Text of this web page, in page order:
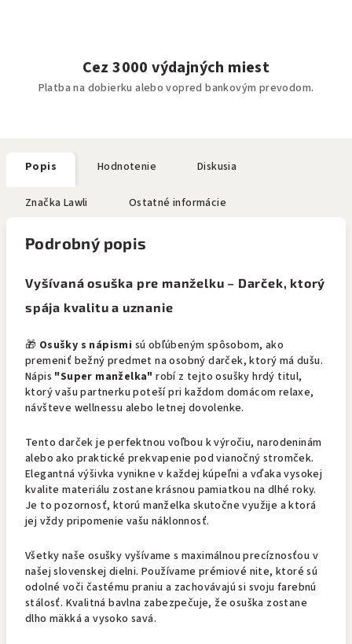
Cez 3000 výdajných miest
Platba na dobierku alebo vopred bankovým prevodom.
Popis Hodnotenie Diskusia
Značka Lawli Ostatné informácie
Podrobný popis
Vyšívaná osuška pre manželku – Darček, ktorý
spája kvalitu a uznanie
🎁 Osušky s nápismi sú obľúbeným spôsobom, ako
premeniť bežný predmet na osobný darček, ktorý má dušu.
Nápis "Super manželka" robí z tejto osušky hrdý titul,
ktorý vašu partnerku poteší pri každom domácom relaxe,
návšteve wellnessu alebo letnej dovolenke.
Tento darček je perfektnou voľbou k výročiu, narodeninám
alebo ako praktické prekvapenie pod vianočný stromček.
Elegantná výšivka vynikne v každej kúpeľni a vďaka vysokej
kvalite materiálu zostane krásnou pamiatkou na dlhé roky.
Je to pozornosť, ktorú manželka skutočne využije a ktorá
jej vždy pripomenie vašu náklonnosť.
Všetky naše osušky vyšívame s maximálnou precíznosťou v
našej slovenskej dielni. Používame prémiové nite, ktoré sú
odolné voči častému praniu a zachovávajú si svoju farebnú
stálosť. Kvalitná bavlna zabezpečuje, že osuška zostane
dlho mäkká a vysoko savá.